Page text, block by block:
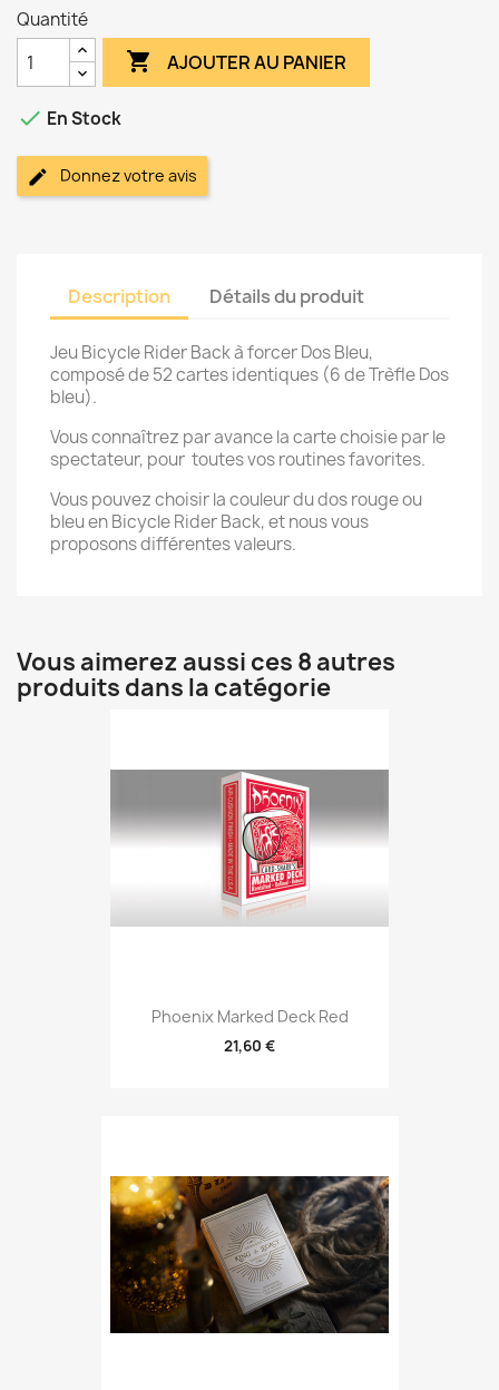
Quantité
 AJOUTER AU PANIER
 En Stock
Donnez votre avis
Description Détails du produit
Jeu Bicycle Rider Back à forcer Dos Bleu,
composé de 52 cartes identiques (6 de Trèfle Dos
bleu).
Vous connaîtrez par avance la carte choisie par le
spectateur, pour toutes vos routines favorites.
Vous pouvez choisir la couleur du dos rouge ou
bleu en Bicycle Rider Back, et nous vous
proposons différentes valeurs.
Vous aimerez aussi ces 8 autres
produits dans la catégorie
Phoenix Marked Deck Red
21,60 €